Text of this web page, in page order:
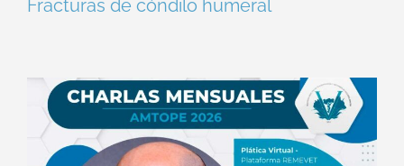
Fracturas de cóndilo humeral